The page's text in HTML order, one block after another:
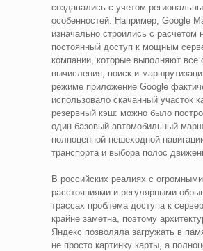
создавались с учетом
особенностей. Например, Google
изначально строились с расчетом
постоянный доступ к мощным
компании, которые выполняют все
вычисления, поиск и
режиме приложение Google
использовало скачанный участок
резервный кэш: можно было
один базовый автомобильный
полноценной пешеходной
транспорта и выбора полос
В российских реалиях с огромными
расстояниями и регулярными
трассах проблема доступа к
крайне заметна, поэтому
Яндекс позволяла загружать в
не просто картинку карты, а